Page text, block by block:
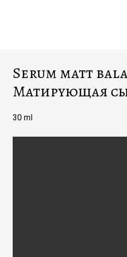
30 ml
Serum matt
Матирующая